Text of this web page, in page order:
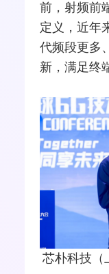
前，射频前
定义，近年
代频段更多
新，满足终
芯朴科技（